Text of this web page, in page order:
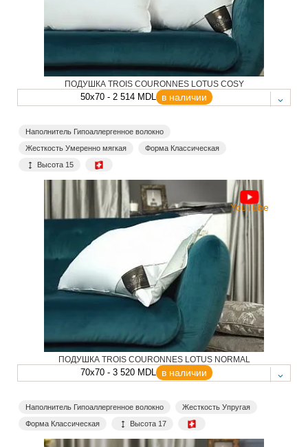
ПОДУШКА TROIS COURONNES LOTUS COSY
50x70 - 2 514 MDL в наличии
Наполнитель Гипоаллергенное волокно
Жесткость Умеренно мягкая
Форма Классическая
Высота 15
YouTube
ПОДУШКА TROIS COURONNES LOTUS NORMAL
70x70 - 3 520 MDL в наличии
Наполнитель Гипоаллергенное волокно
Жесткость Упругая
Форма Классическая
Высота 17